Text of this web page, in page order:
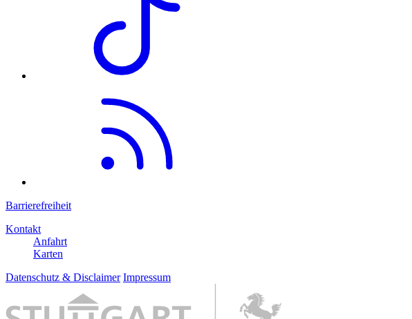
Barrierefreiheit
Kontakt
Anfahrt
Karten
Datenschutz & Disclaimer Impressum